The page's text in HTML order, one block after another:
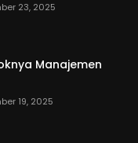
23, 2025
Manajemen
19, 2025